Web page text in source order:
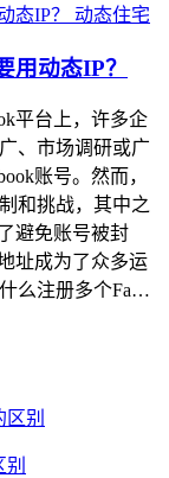
动态住宅
用动态IP？
平台上，许多企
、市场调研或广
账号。然而，
和挑战，其中之
避免账号被封
址成为了众多运
么注册多个Fa…
别